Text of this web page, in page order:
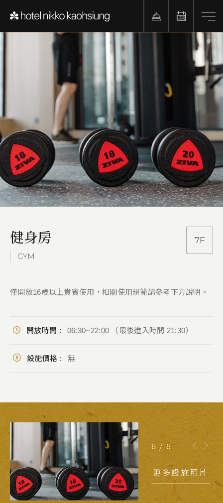
健身房
GYM
7F
僅開放16歲以上貴賓使用，相關使用規範請參考下方說明。
開放時間 : 06:30~22:00 （最後進入時間 21:30）
設施價格 : 無
6 / 6
更多設施照片